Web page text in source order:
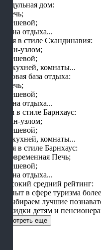
Модульная дом:
- Печь;
- Дешевой;
- Зона отдыха...
Баня в стиле Скандинавия:
- Сан-узлом;
- Дешевой;
- С кухней, комнаты...
Готовая база отдыха:
- Печь;
- Дешевой;
- Зона отдыха...
Дом в стиле Барнхаус:
- Сан-узлом;
- Дешевой;
- С кухней, комнаты...
Баня в стиле Барнхаус:
- Современная Печь;
- Дешевой;
- Зона отдыха...
Высокий средний рейтинг:
- Опыт в сфере туризма
- Выбираем лучшие
- Скидки детям и
Смотреть еще